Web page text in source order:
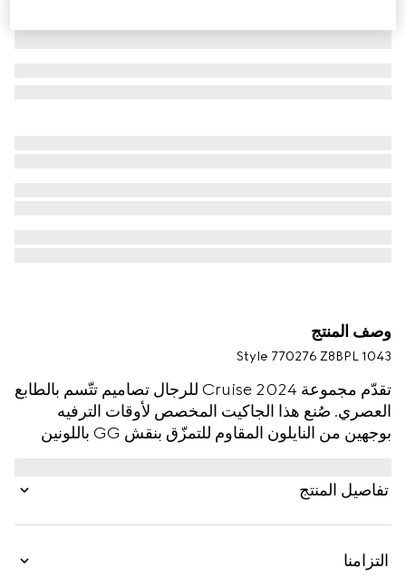
وصف المنتج
Style ‎770276 Z8BPL 1043
تقدّم مجموعة Cruise 2024 للرجال تصاميم تتّسم بالطابع
العصري. صُنع هذا الجاكيت المخصص لأوقات الترفيه
بوجهين من النايلون المقاوم للتمزّق بنقش GG باللونين
تفاصيل المنتج
التزامنا